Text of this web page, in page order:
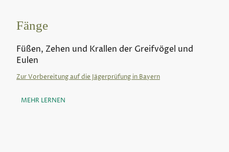
Fänge
Füßen, Zehen und Krallen der Greifvögel und
Eulen
Zur Vorbereitung auf die Jägerprüfung in Bayern
MEHR LERNEN